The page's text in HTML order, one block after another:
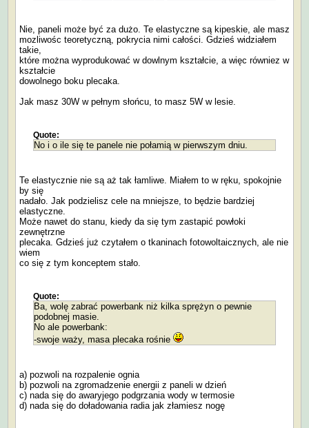
Nie, paneli może być za dużo. Te elastyczne są kipeskie, ale masz
mozliwośc teoretyczną, pokrycia nimi całości. Gdzieś widziałem
takie,
które można wyprodukować w dowlnym kształcie, a więc równiez w
kształcie
dowolnego boku plecaka.
Jak masz 30W w pełnym słońcu, to masz 5W w lesie.
Quote:
No i o ile się te panele nie połamią w pierwszym dniu.
Te elastycznie nie są aż tak łamliwe. Miałem to w ręku, spokojnie
by się
nadało. Jak podzielisz cele na mniejsze, to będzie bardziej
elastyczne.
Może nawet do stanu, kiedy da się tym zastapić powłoki
zewnętrzne
plecaka. Gdzieś już czytałem o tkaninach fotowoltaicznych, ale nie
wiem
co się z tym konceptem stało.
Quote:
Ba, wolę zabrać powerbank niż kilka sprężyn o pewnie
podobnej masie.
No ale powerbank:
-swoje waży, masa plecaka rośnie
a) pozwoli na rozpalenie ognia
b) pozwoli na zgromadzenie energii z paneli w dzień
c) nada się do awaryjego podgrzania wody w termosie
d) nada się do doładowania radia jak złamiesz nogę